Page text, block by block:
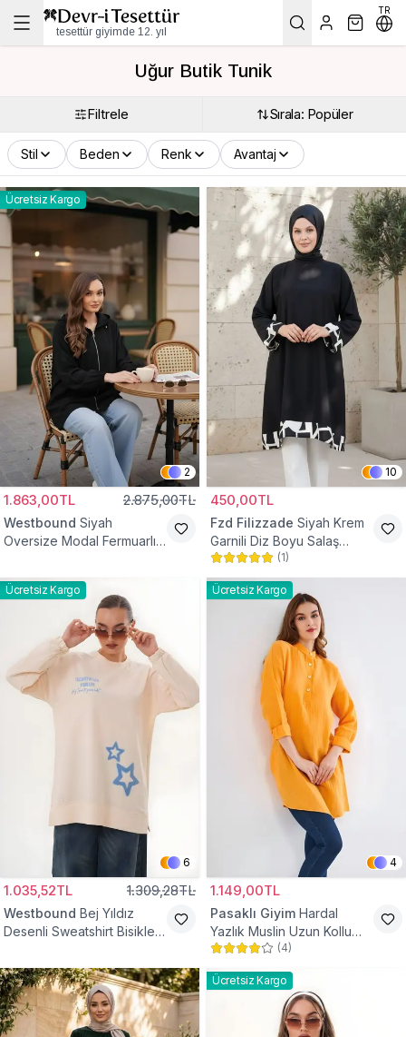
tesettür giyimde 12. yıl
TR
Uğur Butik Tunik
Filtrele Sırala: Popüler
Stil Beden Renk Avantaj
Ücretsiz Kargo
2
1.863,00TL 2.875,00TL
Westbound Siyah
Oversize Modal Fermuarlı
10
450,00TL
Fzd Filizzade Siyah Krem
Garnili Diz Boyu Salaş
Tunik
(1)
Ücretsiz Kargo
6
1.035,52TL 1.309,28TL
Westbound Bej Yıldız
Desenli Sweatshirt Bisiklet
Ücretsiz Kargo
4
1.149,00TL
Pasaklı Giyim Hardal
Yazlık Muslin Uzun Kollu
Hakim Yaka Cepli Tesettür
(4)
Ücretsiz Kargo